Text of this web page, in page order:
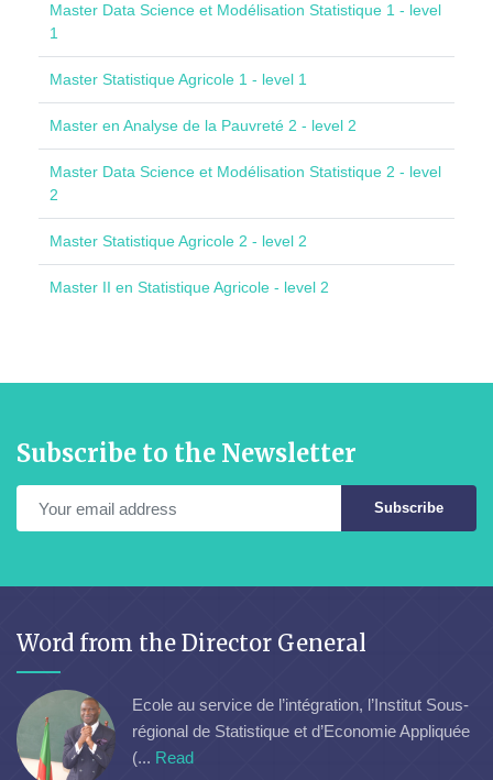
Master Data Science et Modélisation Statistique 1 - level
1
Master Statistique Agricole 1 - level 1
Master en Analyse de la Pauvreté 2 - level 2
Master Data Science et Modélisation Statistique 2 - level
2
Master Statistique Agricole 2 - level 2
Master II en Statistique Agricole - level 2
Subscribe to the Newsletter
Subscribe
Word from the Director General
Ecole au service de l’intégration, l’Institut Sous-
régional de Statistique et d’Economie Appliquée
(... Read